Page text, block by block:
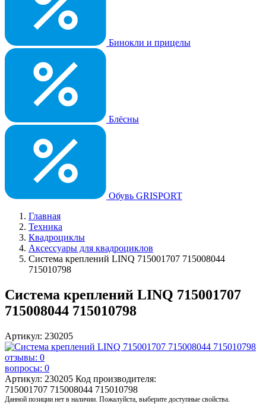
Бинокли и прицелы
Блёсны
Обувь GRISPORT
Главная
Техника
Квадроциклы
Аксессуары для квадроциклов
Система креплений LINQ 715001707 715008044
715010798
Система креплений LINQ 715001707
715008044 715010798
Артикул: 230205
отзывы: 0
вопросы: 0
Артикул: 230205 Код производителя:
715001707 715008044 715010798
Данной позиции нет в наличии. Пожалуйста, выберите доступные свойства.